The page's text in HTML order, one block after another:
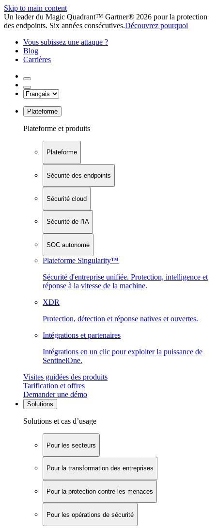
Skip to main content
Un leader du Magic Quadrant™ Gartner® 2026 pour la protection
des endpoints. Six années consécutives.Découvrez pourquoi
Vous subissez une attaque ?
Blog
Carrières
Plateforme
Plateforme et produits
Plateforme
Sécurité des endpoints
Sécurité cloud
Sécurité de l'IA
SOC autonome
Plateforme Singularity™
Sécurité d'entreprise unifiée. Protection, intelligence et
réponse à la vitesse de la machine.
XDR
Protection, détection et réponse natives et ouvertes.
Intégrations et partenaires
Intégrations en un clic pour exploiter la puissance de
SentinelOne.
Visites guidées des produits
Tarification et offres
Demander une démo
Solutions
Solutions et cas d’usage
Pour les secteurs
Pour la transformation des entreprises
Pour la protection contre les menaces
Pour les opérations de sécurité